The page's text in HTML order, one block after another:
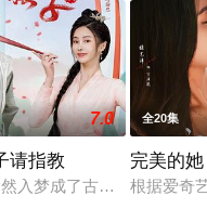
》改编。小镇的邻家女
7.0
请指教
入梦成了古代贫家继母兼
全20集
完美的她
根据爱奇